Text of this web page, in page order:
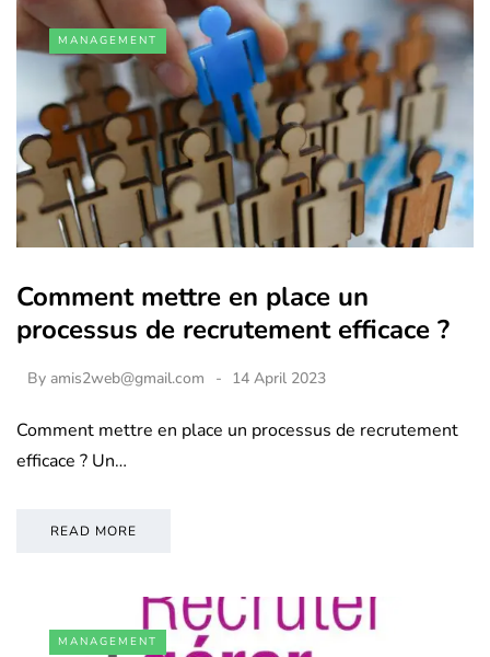
MANAGEMENT
Comment mettre en place un
processus de recrutement efficace ?
By amis2web@gmail.com 14 April 2023
Comment mettre en place un processus de recrutement
efficace ? Un…
READ MORE
MANAGEMENT